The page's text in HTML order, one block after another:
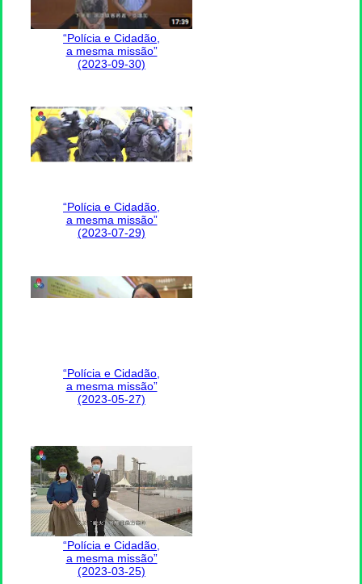
“Polícia e Cidadão,
a mesma missão”
(2023-09-30)
“Polícia e Cidadão,
a mesma missão”
(2023-07-29)
“Polícia e Cidadão,
a mesma missão”
(2023-05-27)
“Polícia e Cidadão,
a mesma missão”
(2023-03-25)